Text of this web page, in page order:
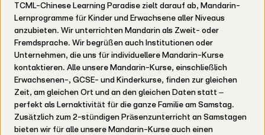
TCML-Chinese Learning Paradise zielt darauf ab, Mandarin-
Lernprogramme für Kinder und Erwachsene aller Niveaus
anzubieten. Wir unterrichten Mandarin als Zweit- oder
Fremdsprache. Wir begrüßen auch Institutionen oder
Unternehmen, die uns für individuellere Mandarin-Kurse
kontaktieren. Alle unsere Mandarin-Kurse, einschließlich
Erwachsenen-, GCSE- und Kinderkurse, finden zur gleichen
Zeit, am gleichen Ort und an den gleichen Daten statt –
perfekt als Lernaktivität für die ganze Familie am Samstag.
Zusätzlich zum 2-stündigen Präsenzunterricht an Samstagen
bieten wir für alle unsere Mandarin-Kurse auch einen